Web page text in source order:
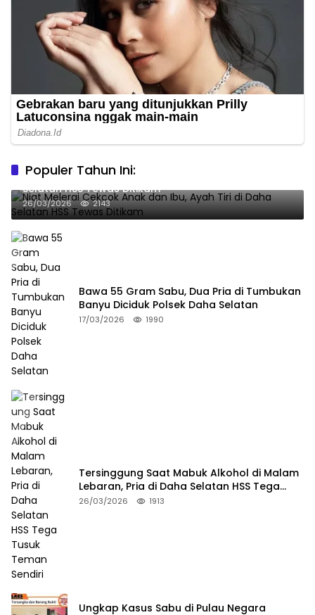
Populer Tahun Ini:
Niat Melerai Cekcok Anak dan Ibu, Ayah Tiri di Daha
Selatan HSS Tewas Ditikam
26/03/2026 2143
Bawa 55 Gram Sabu, Dua Pria di Tumbukan
Banyu Diciduk Polsek Daha Selatan
17/03/2026 1990
Tersinggung Saat Mabuk Alkohol di Malam
Lebaran, Pria di Daha Selatan HSS Tega
Tusuk Teman Sendiri
26/03/2026 1913
Ungkap Kasus Sabu di Pulau Negara